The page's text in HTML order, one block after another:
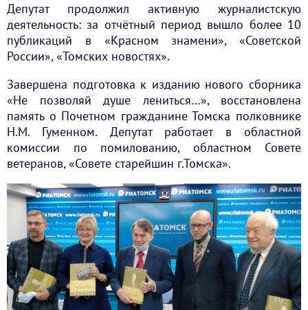
Депутат продолжил активную журналистскую
деятельность: за отчётный период вышло более 10
публикаций в «Красном знамени», «Советской
России», «Томских новостях».
Завершена подготовка к изданию нового сборника
«Не позволяй душе лениться…», восстановлена
память о Почетном гражданине Томска полковнике
Н.М. Гуменном. Депутат работает в областной
комиссии по помилованию, областном Совете
ветеранов, «Совете старейшин г.Томска».